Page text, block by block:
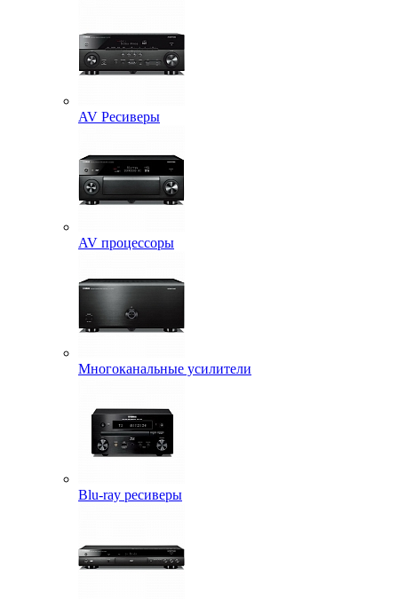
AV Ресиверы
AV процессоры
Многоканальные усилители
Blu-ray ресиверы